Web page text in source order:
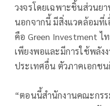
วงจรโดยเฉพาะชิ้นส่วนย
นอกจากนี้ มีสิ่งแวดล้อมที่
คือ Green Investment ไ
เพียงพอและมีการใช้พลัง
ประเทศอื่น ตัวภาคเอกช
“ตอนนี้สำนักงานคณะกร